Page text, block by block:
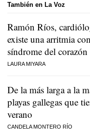
También en La Voz
Ramón Ríos,
existe una arritmia
síndrome del corazón
LAURA MIYARA
De la más larga a la
playas gallegas que
verano
CANDELA MONTERO RÍO